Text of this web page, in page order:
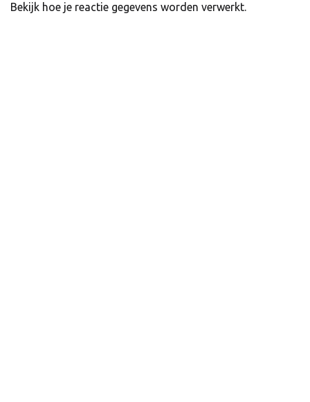
Bekijk hoe je reactie gegevens worden verwerkt.